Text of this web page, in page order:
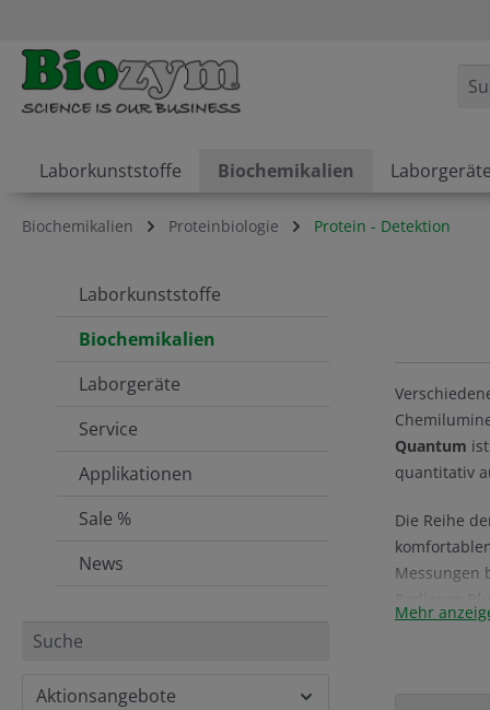
Laborkunststoffe Biochemikalien
Biochemikalien Proteinbiologie Protein - Detektion
Laborkunststoffe
Biochemikalien
Laborgeräte
Service
Applikationen
Sale %
News
Aktionsangebote
Quantum
quantitativ
Die Reihe
Messungen
bieten
Mehr